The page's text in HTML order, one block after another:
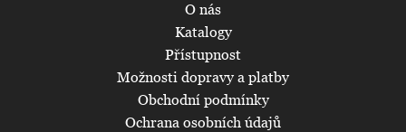
O nás
Katalogy
Přístupnost
Možnosti dopravy a platby
Obchodní podmínky
Ochrana osobních údajů